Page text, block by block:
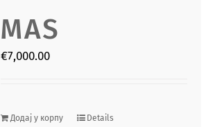
MAS
€7,000.00
Додај у корпу Details